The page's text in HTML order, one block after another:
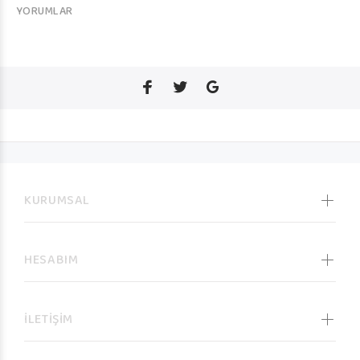
YORUMLAR
KURUMSAL
HESABIM
İLETİŞİM